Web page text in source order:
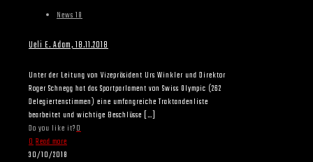
News 18
Ueli E. Adam, 18.11.2018
Unter der Leitung von Vizepräsident Urs Winkler und Direktor
Roger Schnegg hat das Sportparlament von Swiss Olympic (262
Delegiertenstimmen) eine umfangreiche Traktandenliste
bearbeitet und wichtige Beschlüsse […]
Do you like it?0
0 Read more
30/10/2018